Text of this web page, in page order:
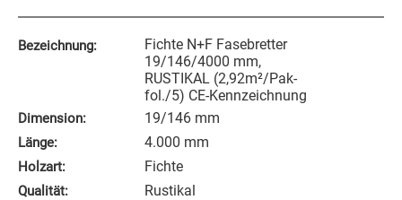
Bezeichnung:
Fichte N+F Fasebretter
19/146/4000 mm,
RUSTIKAL (2,92m²/Pak-
fol./5) CE-Kennzeichnung
Dimension: 19/146 mm
Länge: 4.000 mm
Holzart: Fichte
Qualität: Rustikal